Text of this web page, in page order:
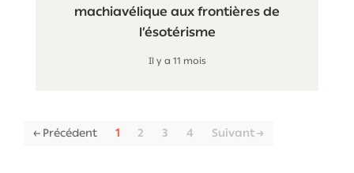
machiavélique aux frontières de
l’ésotérisme
Il y a 11 mois
← Précédent 1(current)
2 3 4 Suivant →